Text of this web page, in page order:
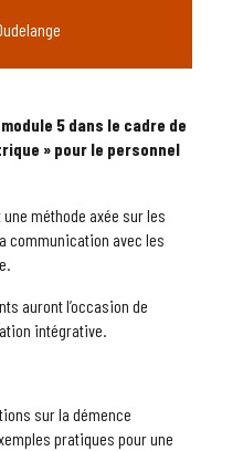
5 dans le cadre de
» pour le personnel
méthode axée sur les
communication avec les
auront l’occasion de
intégrative.
sur la démence
pratiques pour une